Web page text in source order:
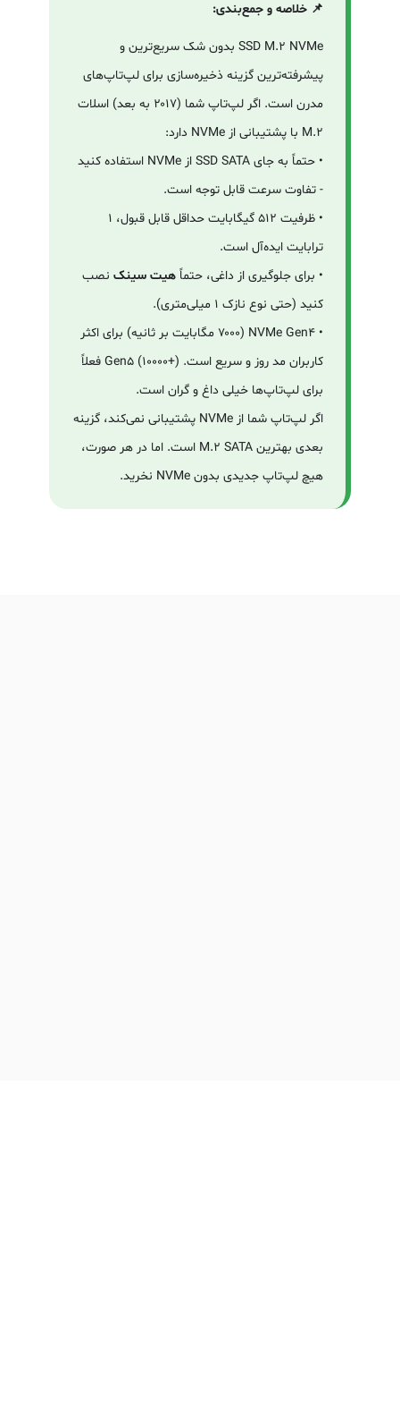
📌 خلاصه و جمع‌بندی:
SSD M.2 NVMe بدون شک سریع‌ترین و
پیشرفته‌ترین گزینه ذخیره‌سازی برای لپ‌تاپ‌های
مدرن است. اگر لپ‌تاپ شما (۲۰۱۷ به بعد) اسلات
M.2 با پشتیبانی از NVMe دارد:
• حتماً به جای SSD SATA از NVMe استفاده کنید
- تفاوت سرعت قابل توجه است.
• ظرفیت ۵۱۲ گیگابایت حداقل قابل قبول، ۱
ترابایت ایده‌آل است.
• برای جلوگیری از داغی، حتماً هیت سینک نصب
کنید (حتی نوع نازک ۱ میلی‌متری).
• NVMe Gen4 (۷۰۰۰ مگابایت بر ثانیه) برای اکثر
کاربران مد روز و سریع است. Gen5 (۱۰۰۰۰+) فعلاً
برای لپ‌تاپ‌ها خیلی داغ و گران است.
اگر لپ‌تاپ شما از NVMe پشتیبانی نمی‌کند، گزینه
بعدی بهترین M.2 SATA است. اما در هر صورت،
هیچ لپ‌تاپ جدیدی بدون NVMe نخرید.